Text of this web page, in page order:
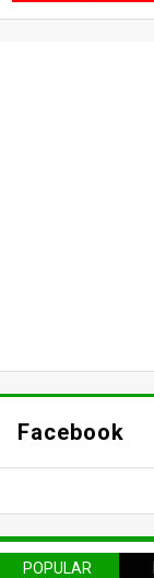
Facebook
POPULAR